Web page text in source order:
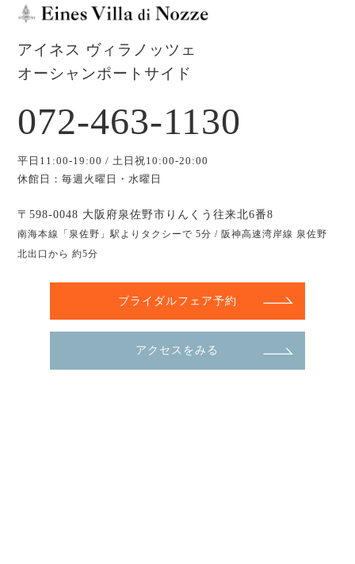
アイネス ヴィラノッツェ
オーシャンポートサイド
072-463-1130
平日11:00-19:00 / 土日祝10:00-20:00
休館日：毎週火曜日・水曜日
〒598-0048 大阪府泉佐野市りんくう往来北6番8
南海本線「泉佐野」駅よりタクシーで 5分 / 阪神高速湾岸線 泉佐野
北出口から 約5分
ブライダルフェア予約
アクセスをみる